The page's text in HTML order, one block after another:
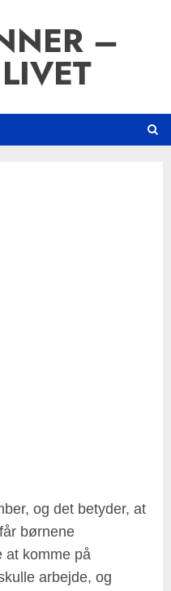
–
og det betyder, at
børnene
at komme på
arbejde, og